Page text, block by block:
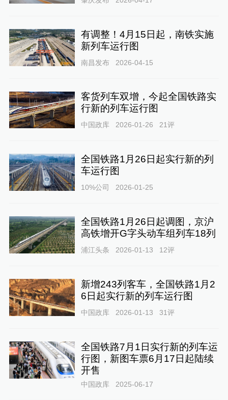
有调整！4月15日起，南铁实施
新列车运行图
南昌发布 2026-04-15
客货列车双增，今起全国铁路实
行新的列车运行图
中国政库 2026-01-26 21评
全国铁路1月26日起实行新的列
车运行图
10%公司 2026-01-25
全国铁路1月26日起调图，京沪
高铁增开G字头动车组列车18列
浦江头条 2026-01-13 12评
新增243列客车，全国铁路1月2
6日起实行新的列车运行图
中国政库 2026-01-13 31评
全国铁路7月1日实行新的列车运
行图，新图车票6月17日起陆续
开售
中国政库 2025-06-17